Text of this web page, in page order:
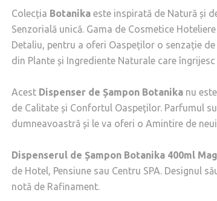
Colecția Botanika este inspirată de Natură și
Senzorială unică. Gama de Cosmetice
Detaliu, pentru a oferi Oaspeților o senzație
din Plante și Ingrediente Naturale care
Acest Dispenser de Șampon Botanika nu
de Calitate și Confortul Oaspeților. Parfumul
dumneavoastră și le va oferi o Amintire de
Dispenserul de Șampon Botanika 400ml
de Hotel, Pensiune sau Centru SPA. Designul
notă de Rafinament.